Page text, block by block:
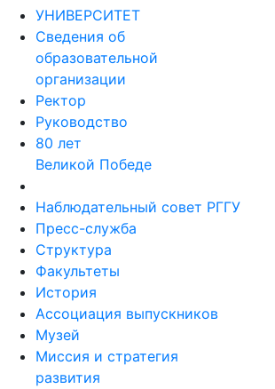
УНИВЕРСИТЕТ
Сведения об
образовательной
организации
Ректор
Руководство
80 лет
Великой Победе
Наблюдательный совет РГГУ
Пресс-служба
Структура
Факультеты
История
Ассоциация выпускников
Музей
Миссия и стратегия
развития